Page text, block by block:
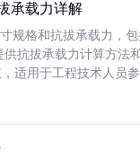
承载力详解
规格和抗拔承载力，
供抗拔承载力计算方
适用于工程技术人员参